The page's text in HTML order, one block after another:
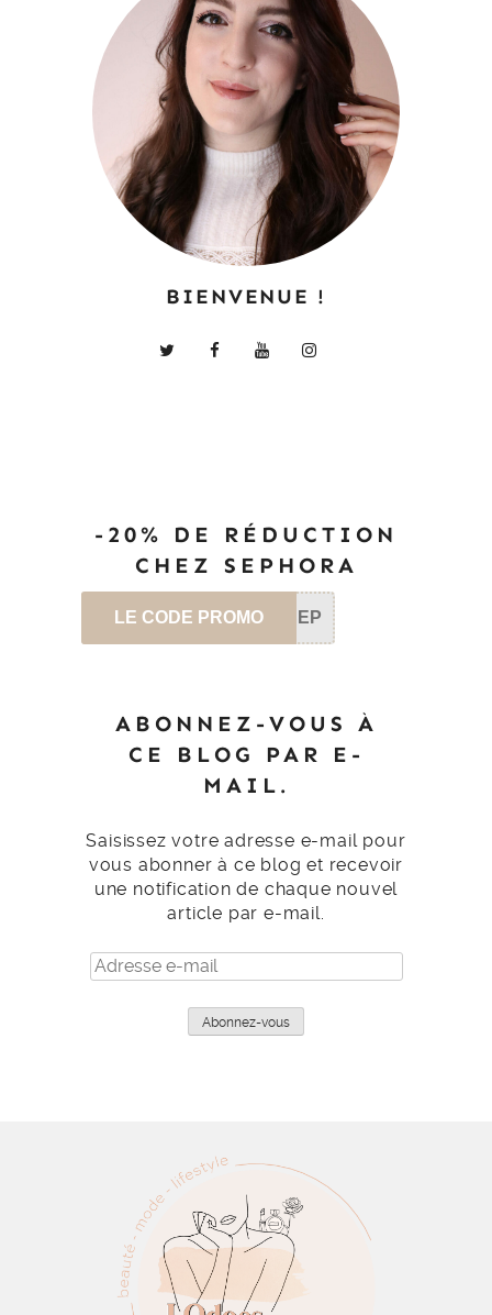
BIENVENUE !
-20% DE RÉDUCTION
CHEZ SEPHORA
LE CODE PROMO SEP
ABONNEZ-VOUS À
CE BLOG PAR E-
MAIL.
Saisissez votre adresse e-mail pour
vous abonner à ce blog et recevoir
une notification de chaque nouvel
article par e-mail.
Adresse
e-
Abonnez-vous